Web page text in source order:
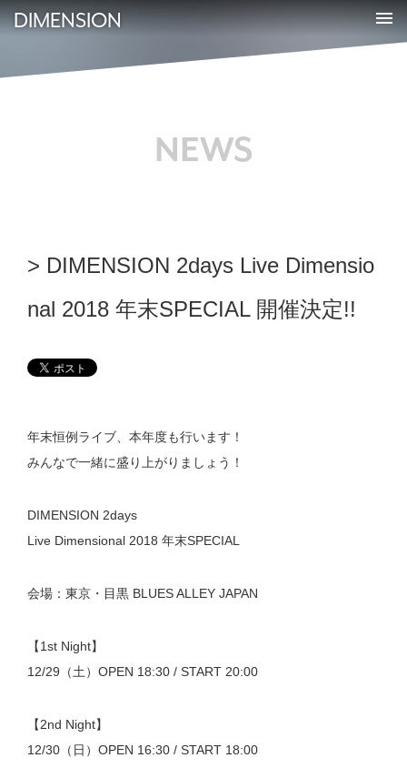
DIMENSION
NEWS
DIMENSION 2days Live Dimensio
nal 2018 年末SPECIAL 開催決定!!
年末恒例ライブ、本年度も行います！
みんなで一緒に盛り上がりましょう！
DIMENSION 2days
Live Dimensional 2018 年末SPECIAL
会場：東京・目黒 BLUES ALLEY JAPAN
【1st Night】
12/29（土）OPEN 18:30 / START 20:00
【2nd Night】
12/30（日）OPEN 16:30 / START 18:00